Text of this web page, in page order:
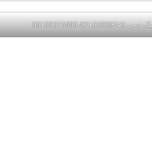
09196375800